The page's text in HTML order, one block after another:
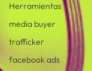
Herramientas
media buyer
trafficker
facebook ads